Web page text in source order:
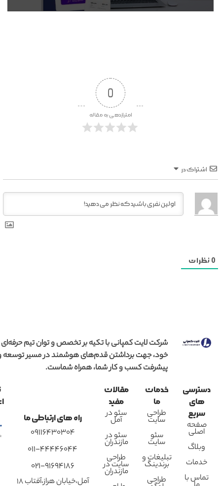
0
امتیازدهی به مقاله
اشتراک در
0 نظرات
شرکت لایت کمپانی با تکیه بر تخصص و توان تیم حرفه‌ای
خود، جهت برداشتن قدم‌های هوشمند در مسیر توسعه
پیشرفت کسب و کار شما، همراه شماست.
دسترسی
های
سریع
صفحه
اصلی
وبلاگ
خدمات
تماس با
خدمات
ما
طراحی
سایت
سئو
سایت
تبلیغات و
برندینگ
طراحی
مقالات
مفید
سئو در
آمل
سئو در
مازندران
طراحی
سایت در
مازندران
راه های ارتباطی ما
09116430304
011-44446044
021-91694186
آمل،خیابان هراز،آفتاب 18